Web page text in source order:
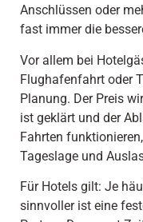
Anschlüssen oder
fast immer die
Vor allem bei
Flughafenfahrt oder
Planung. Der Preis
ist geklärt und der
Fahrten
Tageslage und
Für Hotels gilt: Je
sinnvoller ist eine